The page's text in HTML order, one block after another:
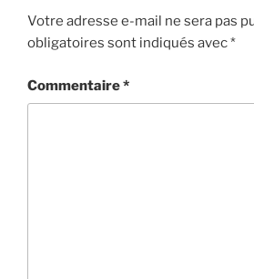
Votre adresse e-mail ne sera pas
obligatoires sont indiqués avec*
Commentaire*